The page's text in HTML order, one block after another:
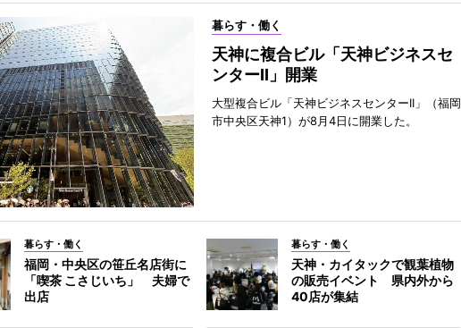
暮らす・働く
天神に複合ビル「天神ビジネスセ
ンターII」開業
大型複合ビル「天神ビジネスセンターII」（福岡
市中央区天神1）が8月4日に開業した。
暮らす・働く
福岡・中央区の笹丘名店街に
「喫茶 こさじいち」 夫婦で
出店
暮らす・働く
天神・カイタックで観葉植物
の販売イベント 県内外から
40店が集結